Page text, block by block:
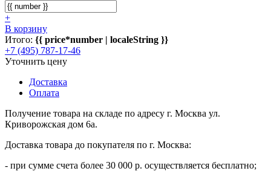
+
В корзину
Итого: {{ price*number | localeString }}
+7 (495) 787-17-46
Уточнить цену
Доставка
Оплата
Получение товара на складе по адресу г. Москва ул.
Криворожская дом 6а.
Доставка товара до покупателя по г. Москва:
- при сумме счета более 30 000 р. осуществляется бесплатно;